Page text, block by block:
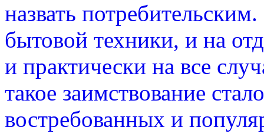
назвать
бытовой техники, и на
и практически на все
такое заимствование
востребованных и